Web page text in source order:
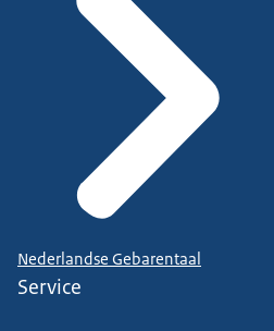
Nederlandse Gebarentaal
Service